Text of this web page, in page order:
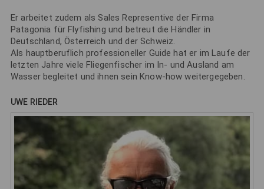
Er arbeitet zudem als Sales Representive der Firma
Patagonia für Flyfishing und betreut die Händler in
Deutschland, Österreich und der Schweiz.
Als hauptberuflich professioneller Guide hat er im Laufe der
letzten Jahre viele Fliegenfischer im In- und Ausland am
Wasser begleitet und ihnen sein Know-how weitergegeben.
UWE RIEDER